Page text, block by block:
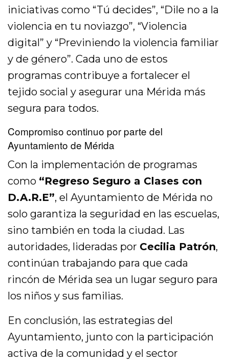
iniciativas como “Tú decides”, “Dile no a la
violencia en tu noviazgo”, “Violencia
digital” y “Previniendo la violencia familiar
y de género”. Cada uno de estos
programas contribuye a fortalecer el
tejido social y asegurar una Mérida más
segura para todos.
Compromiso continuo por parte del
Ayuntamiento de Mérida
Con la implementación de programas
como “Regreso Seguro a Clases con
D.A.R.E”, el Ayuntamiento de Mérida no
solo garantiza la seguridad en las escuelas,
sino también en toda la ciudad. Las
autoridades, lideradas por Cecilia Patrón,
continúan trabajando para que cada
rincón de Mérida sea un lugar seguro para
los niños y sus familias.
En conclusión, las estrategias del
Ayuntamiento, junto con la participación
activa de la comunidad y el sector